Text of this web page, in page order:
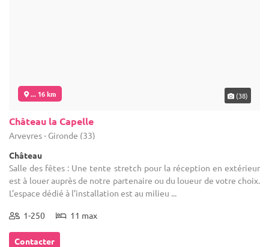
... 16 km (38)
Château la Capelle
Arveyres - Gironde (33)
Château
Salle des fêtes : Une tente stretch pour la réception en extérieur
est à louer auprès de notre partenaire ou du loueur de votre choix.
L’espace dédié à l’installation est au milieu ...
1-250 11 max
Contacter